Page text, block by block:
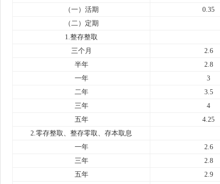
（一）活期
0.35
（二）定期
1.整存整取
三个月
2.6
半年
2.8
一年
3
二年
3.5
三年
4
五年
4.25
2.零存整取、整存零取、存本取息
一年
2.6
三年
2.8
五年
2.9